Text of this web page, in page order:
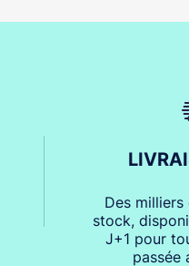
Des
stock,
J+1 pour
passée